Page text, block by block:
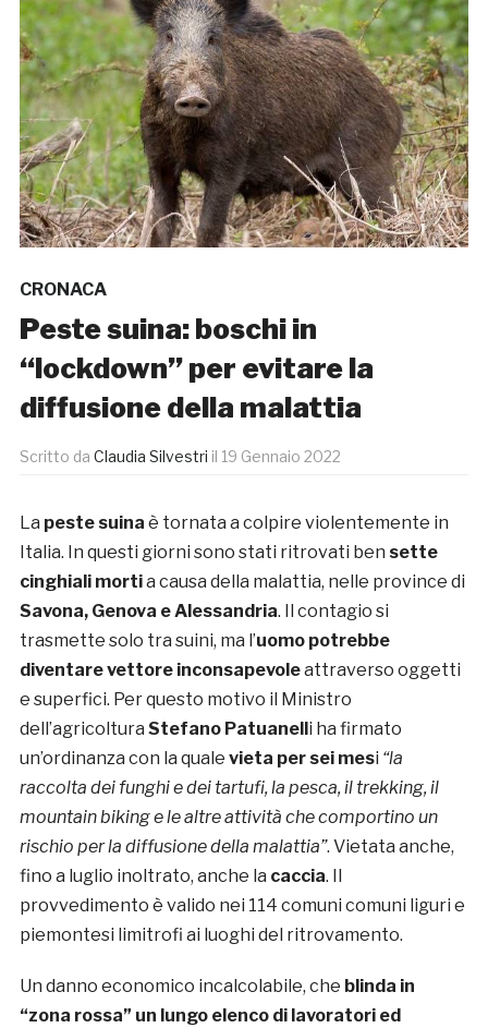
CRONACA
Peste suina: boschi in
“lockdown” per evitare la
diffusione della malattia
Scritto da Claudia Silvestri il 19 Gennaio 2022
La peste suina è tornata a colpire violentemente in
Italia. In questi giorni sono stati ritrovati ben sette
cinghiali mortia causa della malattia, nelle province di
Savona, Genova e Alessandria. Il contagio si
trasmette solo tra suini, ma l’uomo potrebbe
diventare vettore inconsapevoleattraverso oggetti
e superfici. Per questo motivo il Ministro
dell’agricoltura Stefano Patuanell i ha firmato
un’ordinanza con la quale vieta per sei mesi “la
raccolta dei funghi e dei tartufi, la pesca, il trekking, il
mountain biking e le altre attività che comportino un
rischio per la diffusione della malattia”. Vietata anche,
fino a luglio inoltrato, anche la caccia. Il
provvedimento è valido nei 114 comuni comuni liguri e
piemontesi limitrofi ai luoghi del ritrovamento.
Un danno economico incalcolabile, che blinda in
“zona rossa” un lungo elenco di lavoratori ed